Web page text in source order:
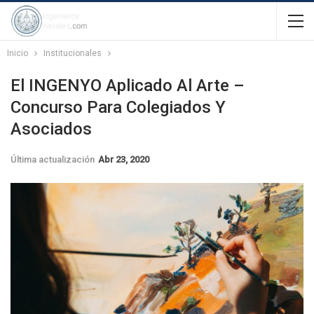
Inicio Institucionales
El INGENYO Aplicado Al Arte –
Concurso Para Colegiados Y
Asociados
Última actualización Abr 23, 2020